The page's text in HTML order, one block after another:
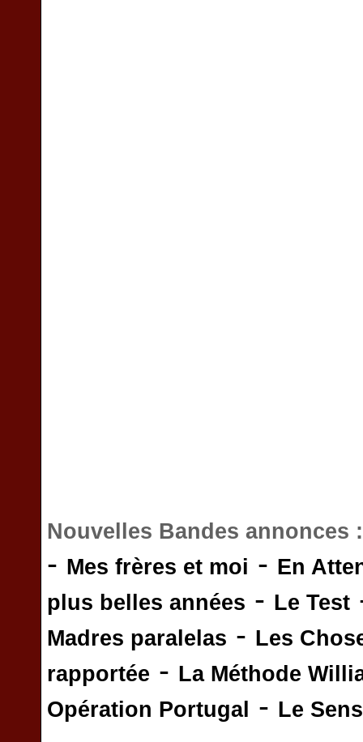
Nouvelles Bandes annonces
- Mes frères et moi - En
plus belles années - Le Test
Madres paralelas - Les
rapportée - La Méthode
Opération Portugal
- Le